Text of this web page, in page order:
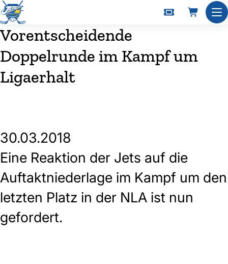
Vorentscheidende
Doppelrunde im Kampf um
Ligaerhalt
30.03.2018
Eine Reaktion der Jets auf die
Auftaktniederlage im Kampf um den
letzten Platz in der NLA ist nun
gefordert.